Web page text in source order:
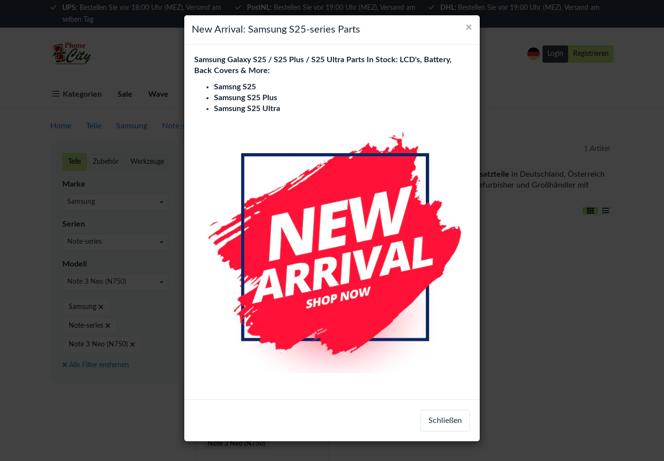
Wählen Sie Ihre Sprache
Es sieht so aus, als wären Sie in
Vereinigte Staaten
UPS: Bestellen Sie vor 18:00 Uhr (MEZ), Versand am
selben Tag
PostNL: Bestellen Sie vor 19:00 Uhr (MEZ), Versand am
DHL: Bestellen Sie vor 19:00 Uhr (MEZ), Versand am
Login Registrieren
Kategorien Sale Wave Über Phone City Blogs
Home Teile Samsung Note-series
Teile Zubehör Werkzeuge
Marke
Samsung
Serien
Note-series
Modell
Note 3 Neo (N750)
Samsung
Note-series
Note 3 Neo (N750)
Alle Filter entfernen
Galaxy Note 3 Neo (N750) Ersatzteile Großhandel 1 Artikel
Phone City ist Ihr spezialisierter B2B Großhandel für Galaxy Note 3 Neo (N750) Ersatzteile in Deutschland, Österreich
und Europa. Wir beliefern ausschließlich Reparaturshops, Händler, Onlineshops, Refurbisher und Großhändler mit
geprüften Qualitätskomponenten zu attraktiven Großhandelspreisen.
24 pro Seite Datum (absteigend)
LTE+ (N7505) LCD Display
Note 3 Neo (N750)
×
New Arrival: Samsung S25-series Parts
Samsung Galaxy S25 / S25 Plus / S25 Ultra Parts In Stock: LCD's, Battery,
Back Covers & More:
Samsng S25
Samsung S25 Plus
Samsung S25 Ultra
Schließen